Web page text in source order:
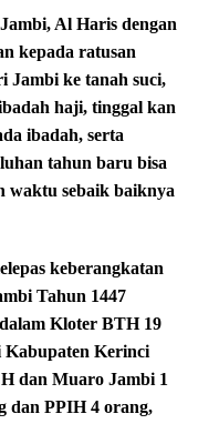
Al Haris dengan
kepada ratusan
Jambi ke tanah suci,
haji, tinggal kan
ibadah, serta
tahun baru bisa
waktu sebaik baiknya
keberangkatan
Tahun 1447
Kloter BTH 19
Kerinci
dan Muaro Jambi 1
dan PPIH 4 orang,